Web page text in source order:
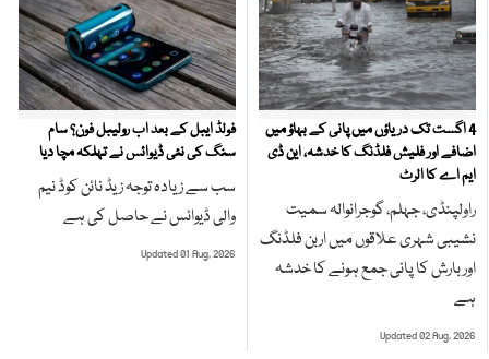
4 اگست تک دریاؤں میں پانی کے بہاؤ میں
اضافے اور فلیش فلڈنگ کا خدشہ، این ڈی
ایم اے کا الرٹ
راولپنڈی، جہلم، گوجرانوالہ سمیت
نشیبی شہری علاقوں میں اربن فلڈنگ
اور بارش کا پانی جمع ہونے کا خدشہ
ہے
Updated 02 Aug, 2026
فولڈ ایبل کے بعد اب رولیبل فون؟ سام
سنگ کی نئی ڈیوائس نے تہلکہ مچا دیا
سب سے زیادہ توجہ زیڈ نائن کوڈ نیم
والی ڈیوائس نے حاصل کی ہے
Updated 01 Aug, 2026